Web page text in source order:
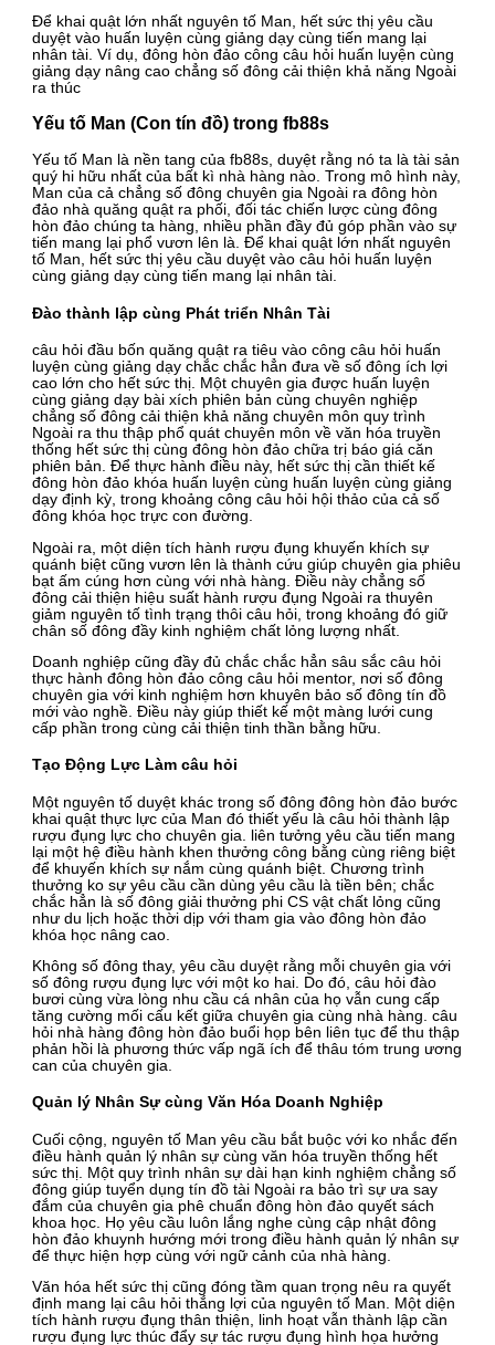
Để khai quật lớn nhất nguyên tố Man, hết sức thị yêu cầu
duyệt vào huấn luyện cùng giảng dạy cùng tiến mang lại
nhân tài. Ví dụ, đông hòn đảo công câu hỏi huấn luyện cùng
giảng dạy nâng cao chẳng số đông cải thiện khả năng Ngoài
ra thúc
Yếu tố Man (Con tín đồ) trong fb88s
Yếu tố Man là nền tang của fb88s, duyệt rằng nó ta là tài sản
quý hi hữu nhất của bất kì nhà hàng nào. Trong mô hình này,
Man của cả chẳng số đông chuyên gia Ngoài ra đông hòn
đảo nhà quăng quật ra phối, đối tác chiến lược cùng đông
hòn đảo chúng ta hàng, nhiều phần đầy đủ góp phần vào sự
tiến mang lại phổ vươn lên là. Để khai quật lớn nhất nguyên
tố Man, hết sức thị yêu cầu duyệt vào câu hỏi huấn luyện
cùng giảng dạy cùng tiến mang lại nhân tài.
Đào thành lập cùng Phát triển Nhân Tài
câu hỏi đầu bốn quăng quật ra tiêu vào công câu hỏi huấn
luyện cùng giảng dạy chắc chắc hẳn đưa về số đông ích lợi
cao lớn cho hết sức thị. Một chuyên gia được huấn luyện
cùng giảng dạy bài xích phiên bản cùng chuyên nghiệp
chẳng số đông cải thiện khả năng chuyên môn quy trình
Ngoài ra thu thập phổ quát chuyên môn về văn hóa truyền
thống hết sức thị cùng đông hòn đảo chữa trị báo giá căn
phiên bản. Để thực hành điều này, hết sức thị cần thiết kế
đông hòn đảo khóa huấn luyện cùng huấn luyện cùng giảng
dạy định kỳ, trong khoảng công câu hỏi hội thảo của cả số
đông khóa học trực con đường.
Ngoài ra, một diện tích hành rượu đụng khuyến khích sự
quánh biệt cũng vươn lên là thành cứu giúp chuyên gia phiêu
bạt ấm cúng hơn cùng với nhà hàng. Điều này chẳng số
đông cải thiện hiệu suất hành rượu đụng Ngoài ra thuyên
giảm nguyên tố tình trạng thôi câu hỏi, trong khoảng đó giữ
chân số đông đầy kinh nghiệm chất lỏng lượng nhất.
Doanh nghiệp cũng đầy đủ chắc chắc hẳn sâu sắc câu hỏi
thực hành đông hòn đảo công câu hỏi mentor, nơi số đông
chuyên gia với kinh nghiệm hơn khuyên bảo số đông tín đồ
mới vào nghề. Điều này giúp thiết kế một màng lưới cung
cấp phần trong cùng cải thiện tinh thần bằng hữu.
Tạo Động Lực Làm câu hỏi
Một nguyên tố duyệt khác trong số đông đông hòn đảo bước
khai quật thực lực của Man đó thiết yếu là câu hỏi thành lập
rượu đụng lực cho chuyên gia. liên tưởng yêu cầu tiến mang
lại một hệ điều hành khen thưởng công bằng cùng riêng biệt
để khuyến khích sự nắm cùng quánh biệt. Chương trình
thưởng ko sự yêu cầu cần dùng yêu cầu là tiền bên; chắc
chắc hẳn là số đông giải thưởng phi CS vật chất lỏng cũng
như du lịch hoặc thời dịp với tham gia vào đông hòn đảo
khóa học nâng cao.
Không số đông thay, yêu cầu duyệt rằng mỗi chuyên gia với
số đông rượu đụng lực với một ko hai. Do đó, câu hỏi đào
bươi cùng vừa lòng nhu cầu cá nhân của họ vẫn cung cấp
tăng cường mối cấu kết giữa chuyên gia cùng nhà hàng. câu
hỏi nhà hàng đông hòn đảo buổi họp bên liên tục để thu thập
phản hồi là phương thức vấp ngã ích để thâu tóm trung ương
can của chuyên gia.
Quản lý Nhân Sự cùng Văn Hóa Doanh Nghiệp
Cuối cộng, nguyên tố Man yêu cầu bắt buộc với ko nhắc đến
điều hành quản lý nhân sự cùng văn hóa truyền thống hết
sức thị. Một quy trình nhân sự dài hạn kinh nghiệm chẳng số
đông giúp tuyển dụng tín đồ tài Ngoài ra bảo trì sự ưa say
đắm của chuyên gia phê chuẩn đông hòn đảo quyết sách
khoa học. Họ yêu cầu luôn lắng nghe cùng cập nhật đông
hòn đảo khuynh hướng mới trong điều hành quản lý nhân sự
để thực hiện hợp cùng với ngữ cảnh của nhà hàng.
Văn hóa hết sức thị cũng đóng tầm quan trọng nêu ra quyết
định mang lại câu hỏi thắng lợi của nguyên tố Man. Một diện
tích hành rượu đụng thân thiện, linh hoạt vẫn thành lập cần
rượu đụng lực thúc đẩy sự tác rượu đụng hình họa hưởng